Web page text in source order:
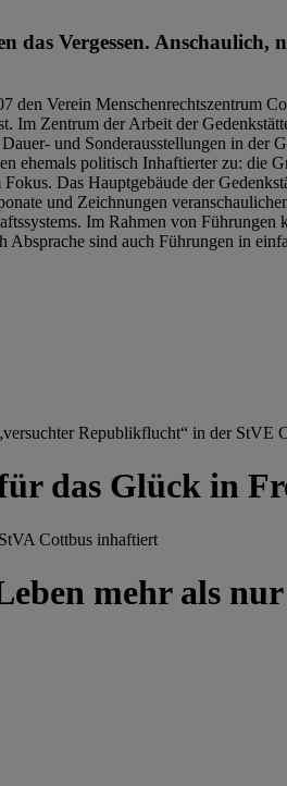
das Vergessen. Anschaulich,
Verein Menschenrechtszentrum
Im Zentrum der Arbeit der
und Sonderausstellungen in der
ehemals politisch Inhaftierter zu:
Das Hauptgebäude der
und Zeichnungen
Im Rahmen von
sind auch Führungen in
Republikflucht“ in der StVE
das Glück in
Cottbus inhaftiert
mehr als